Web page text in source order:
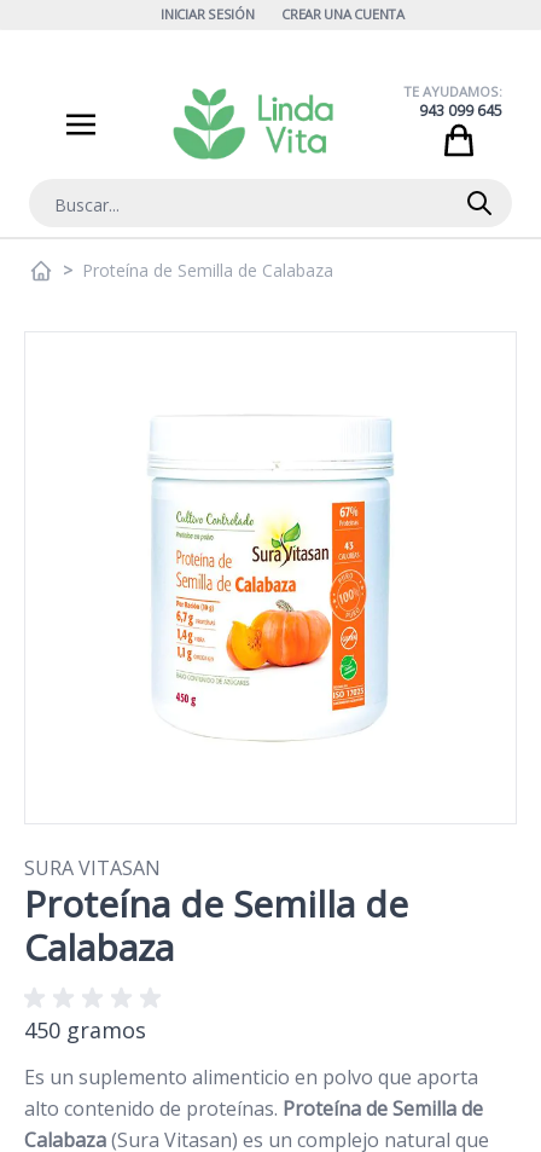
INICIAR SESIÓN CREAR UNA CUENTA
Buscar
TE AYUDAMOS:
943 099 645
> Proteína de Semilla de Calabaza
SURA VITASAN
Proteína de Semilla de
Calabaza
450 gramos
Es un suplemento alimenticio en polvo que aporta
alto contenido de proteínas. Proteína de Semilla de
Calabaza(Sura Vitasan) es un complejo natural que